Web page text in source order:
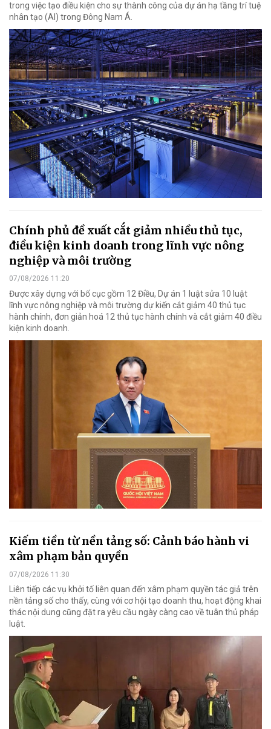
trong việc tạo điều kiện cho sự thành công của dự án hạ tầng trí tuệ
nhân tạo (AI) trong Đông Nam Á.
Chính phủ đề xuất cắt giảm nhiều thủ tục,
điều kiện kinh doanh trong lĩnh vực nông
nghiệp và môi trường
07/08/2026 11:20
Được xây dựng với bố cục gồm 12 Điều, Dự án 1 luật sửa 10 luật
lĩnh vực nông nghiệp và môi trường dự kiến cắt giảm 40 thủ tục
hành chính, đơn giản hoá 12 thủ tục hành chính và cắt giảm 40 điều
kiện kinh doanh.
Kiếm tiền từ nền tảng số: Cảnh báo hành vi
xâm phạm bản quyền
07/08/2026 11:30
Liên tiếp các vụ khởi tố liên quan đến xâm phạm quyền tác giả trên
nền tảng số cho thấy, cùng với cơ hội tạo doanh thu, hoạt động khai
thác nội dung cũng đặt ra yêu cầu ngày càng cao về tuân thủ pháp
luật.